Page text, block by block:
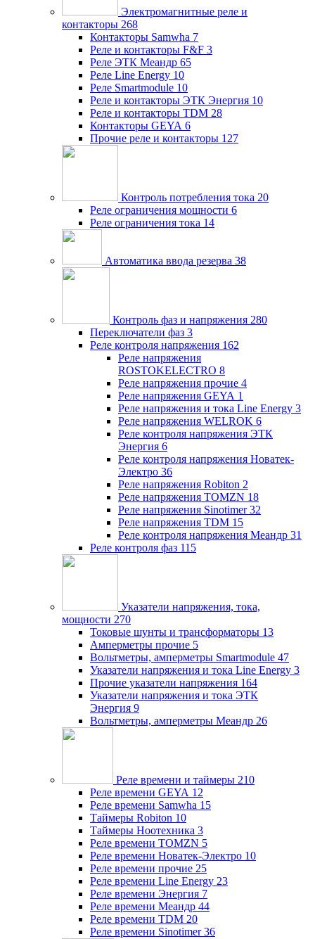
Электромагнитные реле и
контакторы 268
Контакторы Samwha 7
Реле и контакторы F&F 3
Реле ЭТК Меандр 65
Реле Line Energy 10
Реле Smartmodule 10
Реле и контакторы ЭТК Энергия 10
Реле и контакторы TDM 28
Контакторы GEYA 6
Прочие реле и контакторы 127
Контроль потребления тока 20
Реле ограничения мощности 6
Реле ограничения тока 14
Автоматика ввода резерва 38
Контроль фаз и напряжения 280
Переключатели фаз 3
Реле контроля напряжения 162
Реле напряжения
ROSTOKELECTRO 8
Реле напряжения прочие 4
Реле напряжения GEYA 1
Реле напряжения и тока Line Energy 3
Реле напряжения WELROK 6
Реле контроля напряжения ЭТК
Энергия 6
Реле контроля напряжения Новатек-
Электро 36
Реле напряжения Robiton 2
Реле напряжения TOMZN 18
Реле напряжения Sinotimer 32
Реле напряжения TDM 15
Реле контроля напряжения Меандр 31
Реле контроля фаз 115
Указатели напряжения, тока,
мощности 270
Токовые шунты и трансформаторы 13
Амперметры прочие 5
Вольтметры, амперметры Smartmodule 47
Указатели напряжения и тока Line Energy 3
Прочие указатели напряжения 164
Указатели напряжения и тока ЭТК
Энергия 9
Вольтметры, амперметры Меандр 26
Реле времени и таймеры 210
Реле времени GEYA 12
Реле времени Samwha 15
Таймеры Robiton 10
Таймеры Ноотехника 3
Реле времени TOMZN 5
Реле времени Новатек-Электро 10
Реле времени прочие 25
Реле времени Line Energy 23
Реле времени Энергия 7
Реле времени Меандр 44
Реле времени TDM 20
Реле времени Sinotimer 36